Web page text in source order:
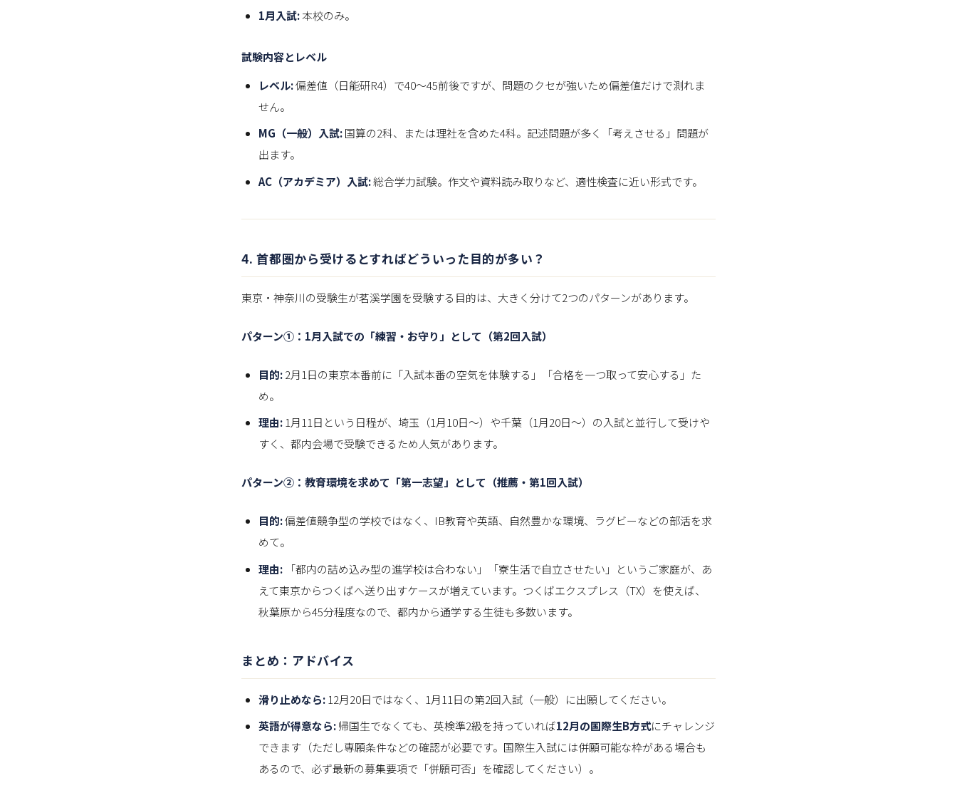
1月入試:本校のみ。
試験内容とレベル
レベル:偏差値（日能研R4）で40〜45前後ですが、問題のクセが強いため偏差値だけで測れま
せん。
MG（一般）入試:国算の2科、または理社を含めた4科。記述問題が多く「考えさせる」問題が
出ます。
AC（アカデミア）入試:総合学力試験。作文や資料読み取りなど、適性検査に近い形式です。
4. 首都圏から受けるとすればどういった目的が多い？
東京・神奈川の受験生が茗溪学園を受験する目的は、大きく分けて2つのパターンがあります。
パターン①：1月入試での「練習・お守り」として（第2回入試）
目的:2月1日の東京本番前に「入試本番の空気を体験する」「合格を一つ取って安心する」た
め。
理由: 1月11日という日程が、埼玉（1月10日〜）や千葉（1月20日〜）の入試と並行して受けや
すく、都内会場で受験できるため人気があります。
パターン②：教育環境を求めて「第一志望」として（推薦・第1回入試）
目的:偏差値競争型の学校ではなく、IB教育や英語、自然豊かな環境、ラグビーなどの部活を求
めて。
理由: 「都内の詰め込み型の進学校は合わない」「寮生活で自立させたい」というご家庭が、あ
えて東京からつくばへ送り出すケースが増えています。つくばエクスプレス（TX）を使えば、
秋葉原から45分程度なので、都内から通学する生徒も多数います。
まとめ：アドバイス
滑り止めなら: 12月20日ではなく、1月11日の第2回入試（一般）に出願してください。
英語が得意なら:帰国生でなくても、英検準2級を持っていれば12月の国際生B方式にチャレンジ
できます（ただし専願条件などの確認が必要です。国際生入試には併願可能な枠がある場合も
あるので、必ず最新の募集要項で「併願可否」を確認してください）。